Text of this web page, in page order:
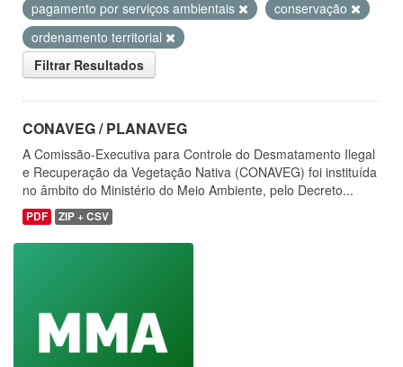
pagamento por serviços ambientais
conservação
ordenamento territorial
Filtrar Resultados
CONAVEG / PLANAVEG
A Comissão-Executiva para Controle do Desmatamento Ilegal
e Recuperação da Vegetação Nativa (CONAVEG) foi instituída
no âmbito do Ministério do Meio Ambiente, pelo Decreto...
PDF ZIP + CSV